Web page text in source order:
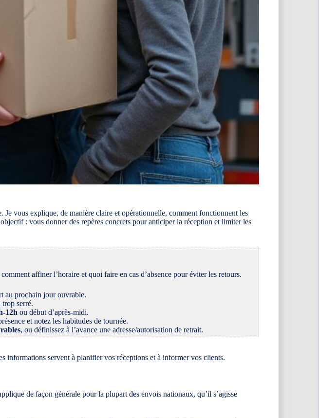
vous explique, de manière claire et opérationnelle, comment fonctionnent les
: vous donner des repères concrets pour anticiper la réception et limiter les
affiner l’horaire et quoi faire en cas d’absence pour éviter les retours.
au prochain jour ouvrable.
serré.
12h ou début d’après-midi.
et notez les habitudes de tournée.
, ou définissez à l’avance une adresse/autorisation de retrait.
informations servent à planifier vos réceptions et à informer vos clients.
de façon générale pour la plupart des envois nationaux, qu’il s’agisse